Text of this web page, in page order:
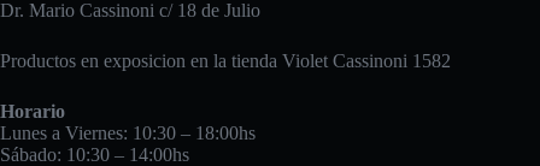
Dr. Mario Cassinoni c/ 18 de Julio
Productos en exposicion en la tienda Violet Cassinoni 1582
Horario
Lunes a Viernes: 10:30 – 18:00hs
Sábado: 10:30 – 14:00hs